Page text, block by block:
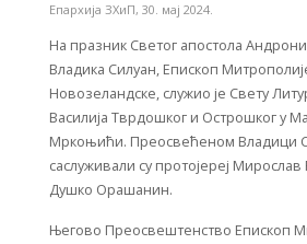
Епархија ЗХиП, 30. мај 2024.
На празник Светог апостола
Владика Силуан, Епископ
Новозеландске, служио је Свету
Василија Тврдошког и Острошког у
Мркоњићи. Преосвећеном Владици
саслуживали су протојереј
Душко Орашанин.
Његово Преосвештенство Епископ